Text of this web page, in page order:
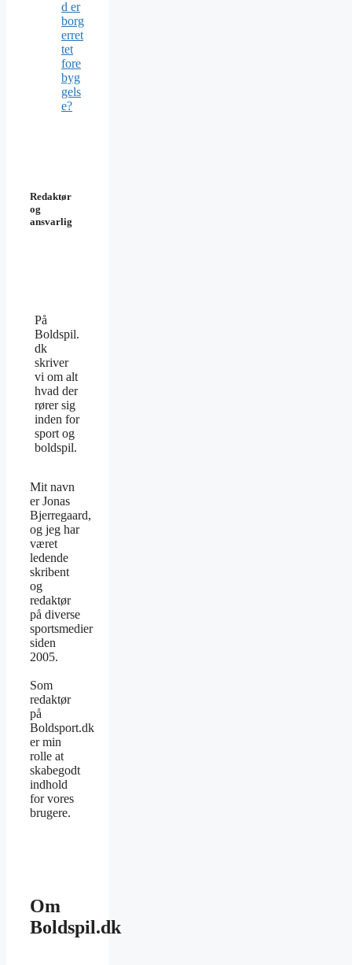
d er
borg
erret
tet
fore
byg
gels
e?
Redaktør
og
ansvarlig
På
Boldspil.
dk
skriver
vi om alt
hvad der
rører sig
inden for
sport og
boldspil.
Mit navn
er Jonas
Bjerregaard,
og jeg har
været
ledende
skribent
og
redaktør
på diverse
sportsmedier
siden
2005.
Som
redaktør
på
Boldsport.dk
er min
rolle at
skabegodt
indhold
for vores
brugere.
Om
Boldspil.dk